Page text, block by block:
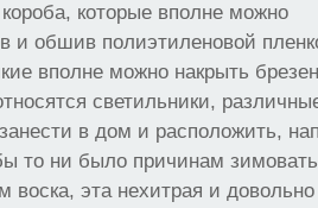
которые вполне можно
и обшив полиэтиленовой
вполне можно накрыть
светильники,
в дом и расположить,
то ни было причинам
воска, эта нехитрая и довольно